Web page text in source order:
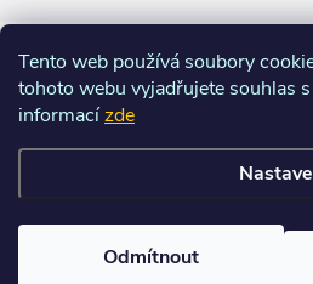
Tento web používá soubory
tohoto webu vyjadřujete souhlas
informacízde
Odmítnout